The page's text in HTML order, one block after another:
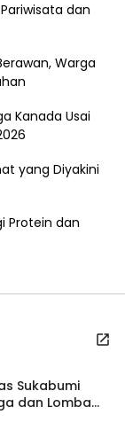
dan
Warga
Kanada Usai
yang Diyakini
Protein dan
Sukabumi
dan Lomba